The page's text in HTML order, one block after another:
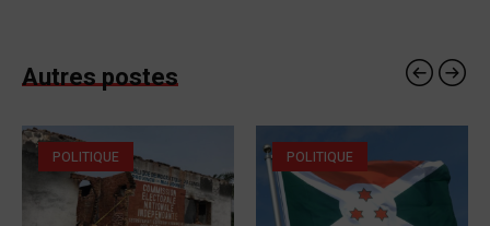
Autres postes
POLITIQUE POLITIQUE